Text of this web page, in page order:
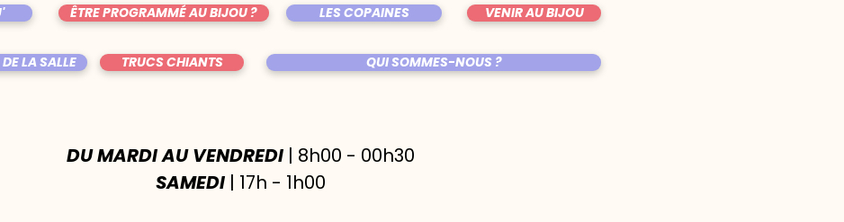
ÊTRE PROGRAMMÉ AU BIJOU ? LES COPAINES VENIR AU BIJOU
LA SALLE TRUCS CHIANTS QUI SOMMES-NOUS ?
DU MARDI AU VENDREDI| 8h00 - 00h30
SAMEDI| 17h - 1h00